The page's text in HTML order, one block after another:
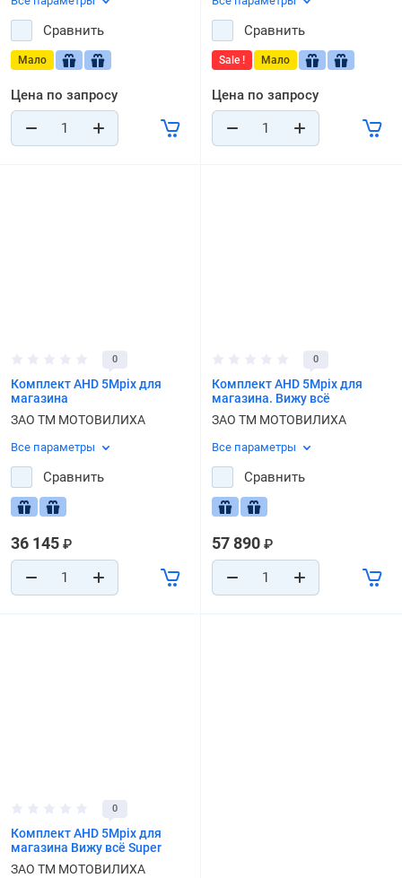
Сравнить
Мало
Цена по запросу
Сравнить
Sale ! Мало
Цена по запросу
0
Комплект AHD 5Mpix для
магазина
ЗАО ТМ МОТОВИЛИХА
Все параметры
Сравнить
36 145 ₽
0
Комплект AHD 5Mpix для
магазина. Вижу всё
ЗАО ТМ МОТОВИЛИХА
Все параметры
Сравнить
57 890 ₽
0
Комплект AHD 5Mpix для
магазина Вижу всё Super
ЗАО ТМ МОТОВИЛИХА